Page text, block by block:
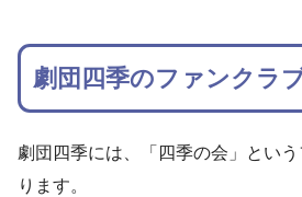
劇団四季のファンクラ
劇団四季には、「四季の会」とい
ります。